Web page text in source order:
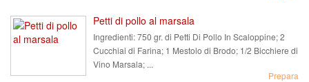
Petti di pollo al marsala
Ingredienti:750 gr. di Petti Di Pollo In Scaloppine; 2
Cucchiai di Farina; 1 Mestolo di Brodo; 1/2 Bicchiere di
Vino Marsala; ...
Prepara